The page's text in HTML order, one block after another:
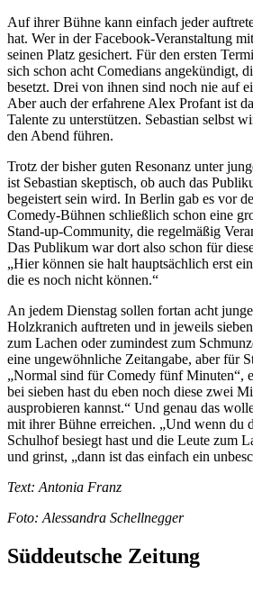
Auf ihrer Bühne kann einfach jeder
hat. Wer in der Facebook-Veranstaltung
seinen Platz gesichert. Für den ersten
sich schon acht Comedians angekündigt,
besetzt. Drei von ihnen sind noch nie auf
Aber auch der erfahrene Alex Profant ist
Talente zu unterstützen. Sebastian selbst
den Abend führen.
Trotz der bisher guten Resonanz unter
ist Sebastian skeptisch, ob auch das
begeistert sein wird. In Berlin gab es vor
Comedy-Bühnen schließlich schon eine
Stand-up-Community, die regelmäßig
Das Publikum war dort also schon für
„Hier können sie halt hauptsächlich erst
die es noch nicht können.“
An jedem Dienstag sollen fortan acht
Holzkranich auftreten und in jeweils
zum Lachen oder zumindest zum
eine ungewöhnliche Zeitangabe, aber für
„Normal sind für Comedy fünf Minuten“,
bei sieben hast du eben noch diese zwei
ausprobieren kannst.“ Und genau das
mit ihrer Bühne erreichen. „Und wenn du
Schulhof besiegt hast und die Leute zum
und grinst, „dann ist das einfach ein
Text: Antonia Franz
Foto: Alessandra Schellnegger
Süddeutsche Zeitung